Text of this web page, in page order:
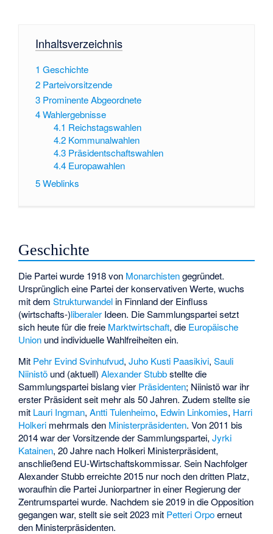
Inhaltsverzeichnis
1 Geschichte
2 Parteivorsitzende
3 Prominente Abgeordnete
4Wahlergebnisse
4.1 Reichstagswahlen
4.2 Kommunalwahlen
4.3 Präsidentschaftswahlen
4.4 Europawahlen
5Weblinks
Geschichte
Die Partei wurde 1918 von Monarchistengegründet.
Ursprünglich eine Partei der konservativen Werte, wuchs
mit demStrukturwandel in Finnland der Einfluss
(wirtschafts-)liberaler Ideen. Die Sammlungspartei setzt
sich heute für die freie Marktwirtschaft, die Europäische
Union und individuelle Wahlfreiheiten ein.
Mit Pehr Evind Svinhufvud,Juho Kusti Paasikivi,Sauli
Niinistö und (aktuell)Alexander Stubbstellte die
Sammlungspartei bislang vier Präsidenten; Niinistö war ihr
erster Präsident seit mehr als 50 Jahren. Zudem stellte sie
mit Lauri Ingman,Antti Tulenheimo, Edwin Linkomies, Harri
Holkeri mehrmals den Ministerpräsidenten. Von 2011 bis
2014 war der Vorsitzende der Sammlungspartei,Jyrki
Katainen, 20 Jahre nach Holkeri Ministerpräsident,
anschließend EU-Wirtschaftskommissar. Sein Nachfolger
Alexander Stubb erreichte 2015 nur noch den dritten Platz,
woraufhin die Partei Juniorpartner in einer Regierung der
Zentrumspartei wurde. Nachdem sie 2019 in die Opposition
gegangen war, stellt sie seit 2023 mit Petteri Orpoerneut
den Ministerpräsidenten.